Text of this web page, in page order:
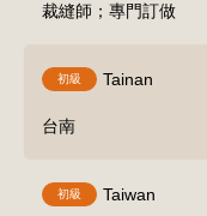
裁縫師；專門訂做
初級 Tainan
台南
初級 Taiwan